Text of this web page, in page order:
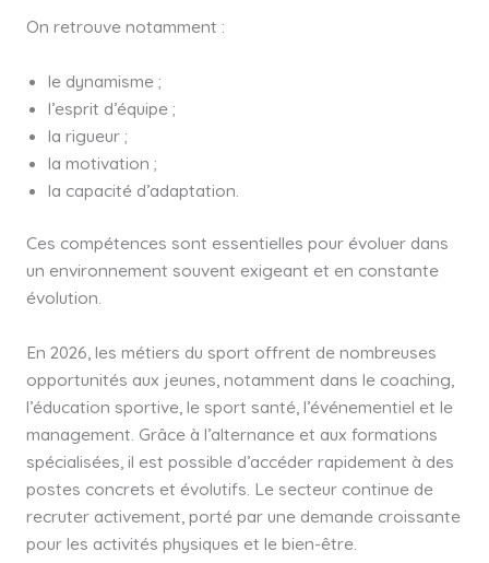
On retrouve notamment :
le dynamisme ;
l’esprit d’équipe ;
la rigueur ;
la motivation ;
la capacité d’adaptation.
Ces compétences sont essentielles pour évoluer dans
un environnement souvent exigeant et en constante
évolution.
En 2026, les métiers du sport offrent de nombreuses
opportunités aux jeunes, notamment dans le coaching,
l’éducation sportive, le sport santé, l’événementiel et le
management. Grâce à l’alternance et aux formations
spécialisées, il est possible d’accéder rapidement à des
postes concrets et évolutifs. Le secteur continue de
recruter activement, porté par une demande croissante
pour les activités physiques et le bien-être.